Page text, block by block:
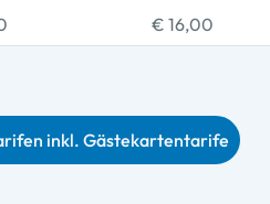
€ 16,00
inkl. Gästekartentarife